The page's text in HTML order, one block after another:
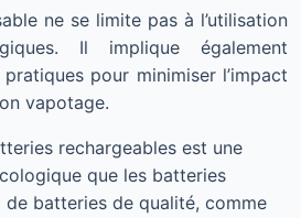
ne se limite pas à l’utilisation
Il implique également
pour minimiser l’impact
vapotage.
rechargeables est une
que les batteries
de batteries de qualité, comme